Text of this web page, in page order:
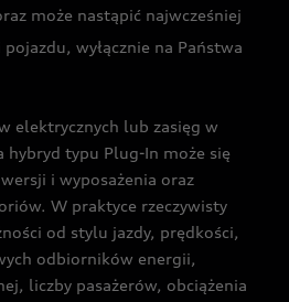
może nastąpić najwcześniej
wyłącznie na Państwa
elektrycznych lub zasięg w
typu Plug-In może się
i wyposażenia oraz
W praktyce rzeczywisty
od stylu jazdy, prędkości,
odbiorników energii,
liczby pasażerów, obciążenia